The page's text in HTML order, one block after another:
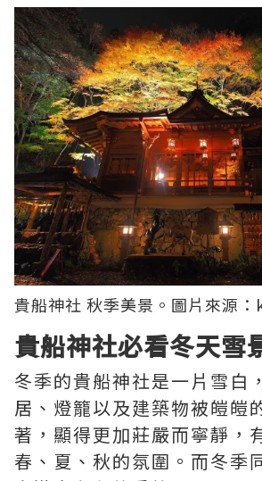
貴船神社 秋季美景。圖片來源：
貴船神社必看冬天雪
冬季的貴船神社是一片雪白
居、燈籠以及建築物被皚皚
著，顯得更加莊嚴而寧靜，
春、夏、秋的氛圍。而冬季